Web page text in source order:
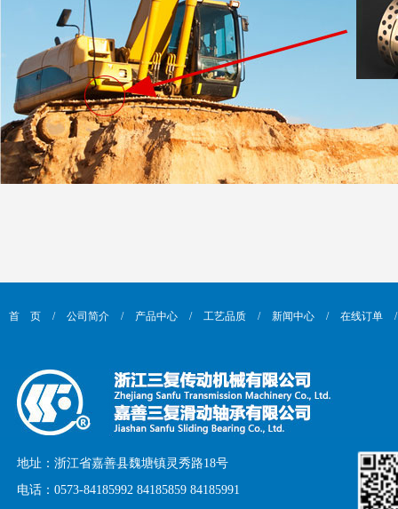
首 页 / 公司简介 / 产品中心 / 工艺品质 / 新闻中心 / 在线订单 /
地址：浙江省嘉善县魏塘镇灵秀路18号
电话：0573-84185992 84185859 84185991